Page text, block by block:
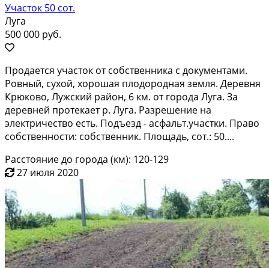
Участок 50 сот.
Луга
500 000 руб.
Продается участок от собственника с документами.
Ровный, сухой, хорошая плодородная земля. Деревня
Крюково, Лужский район, 6 км. от города Луга. За
деревней протекает р. Луга. Разрешение на
электричество есть. Подъезд - асфальт.участки. Право
собственности: собственник. Площадь, сот.: 50....
Расстояние до города (км): 120-129
27 июля 2020